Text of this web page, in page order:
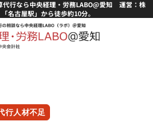
代行なら中央経理・労務LABO@愛知 運営：株
名古屋駅」から徒歩約10分。
行人材不足